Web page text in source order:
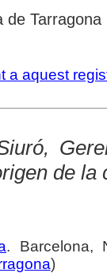
de Tarragona
a aquest
de la
. Barcelona,
)